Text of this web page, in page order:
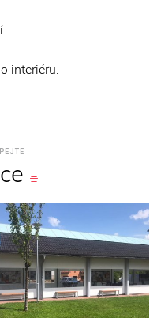
interiéru.